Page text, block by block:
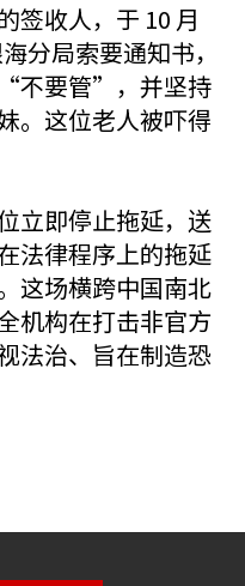
签收人，于 10 月
分局索要通知书，
不要管”，并坚持
。这位老人被吓得
立即停止拖延，送
法律程序上的拖延
这场横跨中国南北
机构在打击非官方
法治、旨在制造恐